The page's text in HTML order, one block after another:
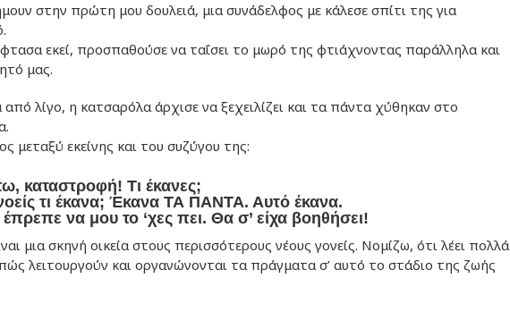
στην πρώτη μου δουλειά, μια συνάδελφος με κάλεσε σπίτι της για
εκεί, προσπαθούσε να ταΐσει το μωρό της φτιάχνοντας παράλληλα και
μας.
λίγο, η κατσαρόλα άρχισε να ξεχειλίζει και τα πάντα χύθηκαν στο
μεταξύ εκείνης και του συζύγου της:
καταστροφή! Τι έκανες;
τι έκανα; Έκανα ΤΑ ΠΑΝΤΑ. Αυτό έκανα.
να μου το ‘χες πει. Θα σ’ είχα βοηθήσει!
μια σκηνή οικεία στους περισσότερους νέους γονείς. Νομίζω, ότι λέει πολλά
λειτουργούν και οργανώνονται τα πράγματα σ’ αυτό το στάδιο της ζωής